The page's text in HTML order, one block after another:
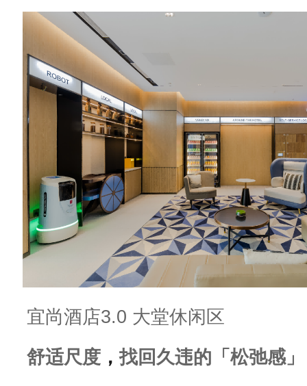
宜尚酒店3.0 大堂休闲区
舒适尺度 ，找回久违的 「 松弛感 」